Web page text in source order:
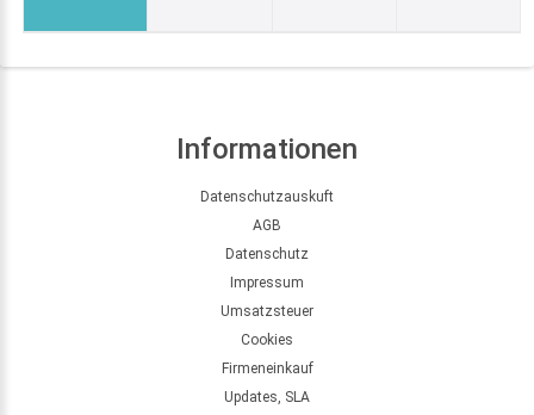
Informationen
Datenschutzauskuft
AGB
Datenschutz
Impressum
Umsatzsteuer
Cookies
Firmeneinkauf
Updates, SLA